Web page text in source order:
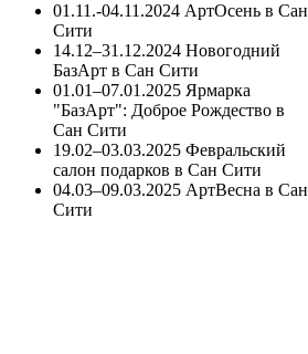
01.11.-04.11.2024 АртОсень в Сан
Сити
14.12–31.12.2024 Новогодний
БазАрт в Сан Сити
01.01–07.01.2025 Ярмарка
"БазАрт": Доброе Рождество в
Сан Сити
19.02–03.03.2025 Февральский
салон подарков в Сан Сити
04.03–09.03.2025 АртВесна в Сан
Сити